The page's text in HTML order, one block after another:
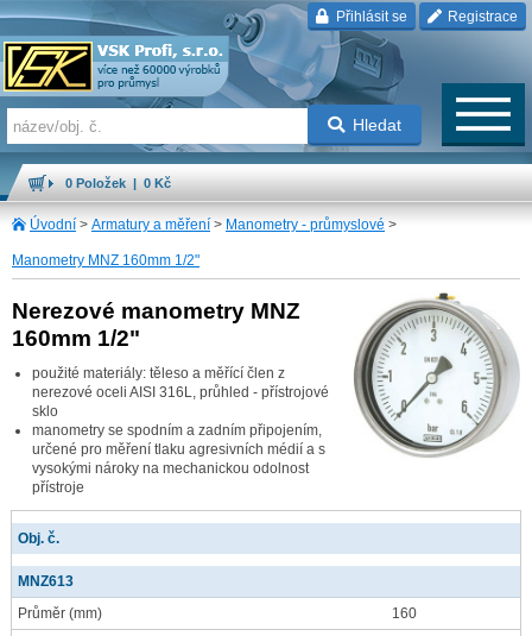
Přihlásit se Registrace
Hledat
0 Položek | 0 Kč
Úvodní > Armatury a měření > Manometry - průmyslové >
Manometry MNZ 160mm 1/2"
Nerezové manometry MNZ
160mm 1/2"
použité materiály: těleso a měřící člen z
nerezové oceli AISI 316L, průhled - přístrojové
sklo
manometry se spodním a zadním připojením,
určené pro měření tlaku agresivních médií a s
vysokými nároky na mechanickou odolnost
přístroje
Obj. č.
MNZ613
Průměr (mm)
160